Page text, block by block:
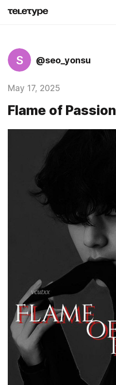
S @seo_yonsu
May 17, 2025
Flame of Passion